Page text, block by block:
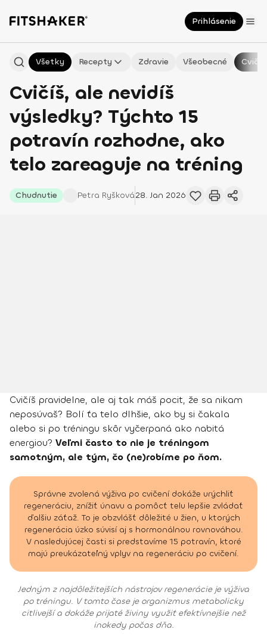
Prihlásenie
Všetky Recepty Zdravie Všeobecné
Cvičíš, ale nevidíš
výsledky? Týchto 15
potravín rozhodne, ako
telo zareaguje na tréning
Chudnutie Petra Ryšková28. Jan 2026
Cvičíš pravidelne, ale aj tak máš pocit, že sa nikam
neposúvaš? Bolí ťa telo dlhšie, ako by si čakala
alebo si po tréningu skôr vyčerpaná ako nabitá
energiou? Veľmi často to nie je tréningom
samotným, ale tým, čo (ne)robíme po ňom.
Správne zvolená výživa po cvičení dokáže urýchliť
regeneráciu, znížiť únavu a pomôcť telu lepšie zvládať
ďalšiu záťaž. To je obzvlášť dôležité u žien, u ktorých
regenerácia úzko súvisí aj s hormonálnou rovnováhou.
V nasledujúcej časti si predstavíme 15 potravín, ktoré
majú preukázateľný vplyv na regeneráciu po cvičení.
Jedným z najdôležitejších nástrojov regenerácie je výživa
po tréningu. V tomto čase je organizmus metabolicky
citlivejší a dokáže prijaté živiny využiť efektívnejšie než
inokedy počas dňa.